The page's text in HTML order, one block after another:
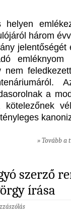
helyen
három
jelentőségét
nem
a
» Tovább a
szerző
írása